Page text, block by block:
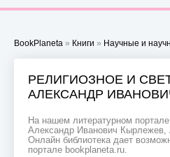
BookPlaneta » Книги » Научные и
РЕЛИГИОЗНОЕ И
АЛЕКСАНДР
На нашем литературном
Александр Иванович Кырлежев,
Онлайн библиотека дает
портале bookplaneta.ru.